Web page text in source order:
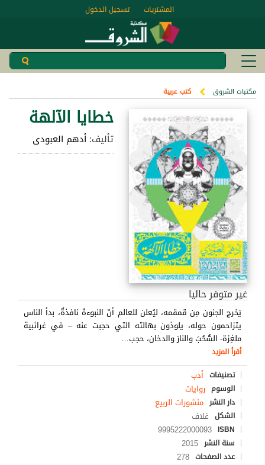
تسجيل الدخول المشتريات
مكتبات الشروق كتب عربية
خطايا الآلهة
تأليف:أدهم العبودى
غير متوفر حاليا
يَخرج الجنون مِن قمقمه، ليُعلن للعالم أنّ النبوءةَ نافذةٌ، بدأ الناس
يتزاحمون حوله، يلوذون بهالته التي حجبت عنه – في غرائبية
ملغِزة- السُّحُبَ والنارَ والدخان، حجب…
أقرأ المزيد
تصنيفات أدب
الوسوم روايات
دار النشر منشورات الربيع
الشكل غلاف
ISBN
9995222000093
سنة النشر 2015
عدد الصفحات 278